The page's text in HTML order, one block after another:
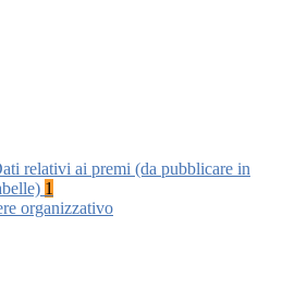
relativi ai premi (da pubblicare in
1
organizzativo